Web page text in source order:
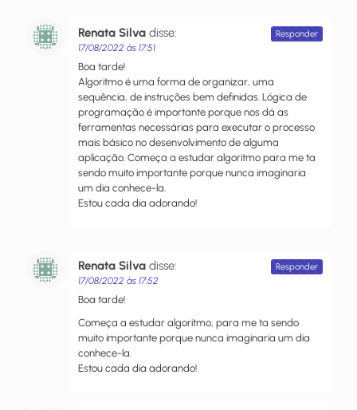
Renata Silva disse:
17/08/2022 às 17:51
Boa tarde!
Algoritmo é uma forma de organizar, uma
sequência, de instruções bem definidas. Lógica de
programação é importante porque nos dá as
ferramentas necessárias para executar o processo
mais básico no desenvolvimento de alguma
aplicação. Começa a estudar algoritmo para me ta
sendo muito importante porque nunca imaginaria
um dia conhece-la.
Estou cada dia adorando!
Responder
Renata Silva disse:
17/08/2022 às 17:52
Boa tarde!
Começa a estudar algoritmo, para me ta sendo
muito importante porque nunca imaginaria um dia
conhece-la.
Estou cada dia adorando!
Responder